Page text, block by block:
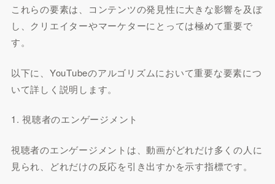
これらの要素は、コンテンツの発見性に大きな影響を及ぼ
し、クリエイターやマーケターにとっては極めて重要で
す。
以下に、YouTubeのアルゴリズムにおいて重要な要素につ
いて詳しく説明します。
1. 視聴者のエンゲージメント
視聴者のエンゲージメントは、動画がどれだけ多くの人に
見られ、どれだけの反応を引き出すかを示す指標です。